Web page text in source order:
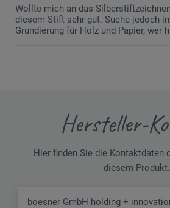
Wollte mich an das
diesem Stift sehr gut. Suche jedoch
Grundierung für Holz und Papier, wer
Hersteller-
Hier finden Sie die Kontaktdaten
diesem Produkt.
boesner GmbH holding +